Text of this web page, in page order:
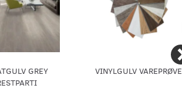
GREY
VINYLGULV VAREPRØVE